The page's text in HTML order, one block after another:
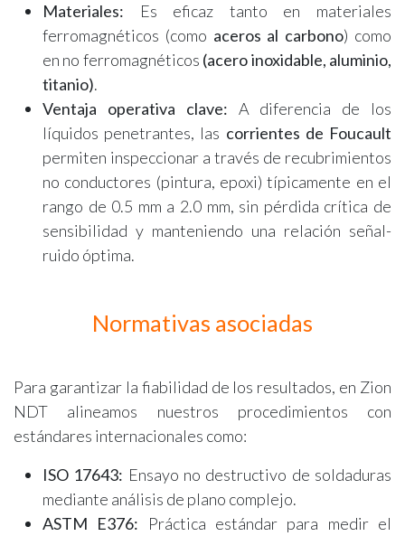
Materiales: Es eficaz tanto en materiales
ferromagnéticos (como aceros al carbono) como
en no ferromagnéticos (acero inoxidable, aluminio,
titanio).
Ventaja operativa clave: A diferencia de los
líquidos penetrantes, las corrientes de Foucault
permiten inspeccionar a través de recubrimientos
no conductores (pintura, epoxi) típicamente en el
rango de 0.5 mm a 2.0 mm, sin pérdida crítica de
sensibilidad y manteniendo una relación señal-
ruido óptima.
Normativas asociadas
Para garantizar la fiabilidad de los resultados, en Zion
NDT alineamos nuestros procedimientos con
estándares internacionales como:
ISO 17643: Ensayo no destructivo de soldaduras
mediante análisis de plano complejo.
ASTM E376: Práctica estándar para medir el